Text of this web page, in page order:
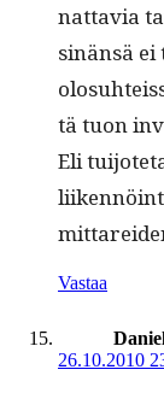
nat­tavia
sinän­sä
tä tuon
Eli
Vastaa
26.10.2010